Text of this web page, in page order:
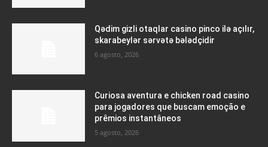
Qədim gizli otaqlar casino pinco ilə açılır,
skarabeylər sərvətə bələdçidir
6 agosto, 2026
Curiosa aventura e chicken road casino
para jogadores que buscam emoção e
prêmios instantâneos
5 agosto, 2026